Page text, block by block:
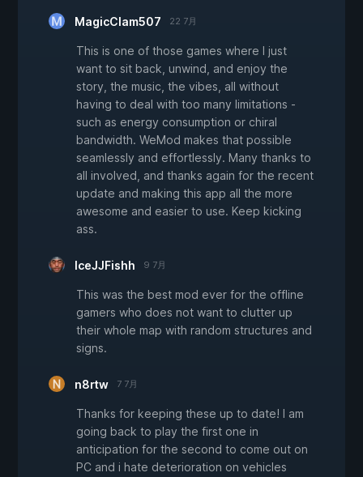
MagicClam507 22 7月
This is one of those games where I just
want to sit back, unwind, and enjoy the
story, the music, the vibes, all without
having to deal with too many limitations -
such as energy consumption or chiral
bandwidth. WeMod makes that possible
seamlessly and effortlessly. Many thanks to
all involved, and thanks again for the recent
update and making this app all the more
awesome and easier to use. Keep kicking
ass.
IceJJFishh 9 7月
This was the best mod ever for the offline
gamers who does not want to clutter up
their whole map with random structures and
signs.
n8rtw 7 7月
Thanks for keeping these up to date! I am
going back to play the first one in
anticipation for the second to come out on
PC and i hate deterioration on vehicles